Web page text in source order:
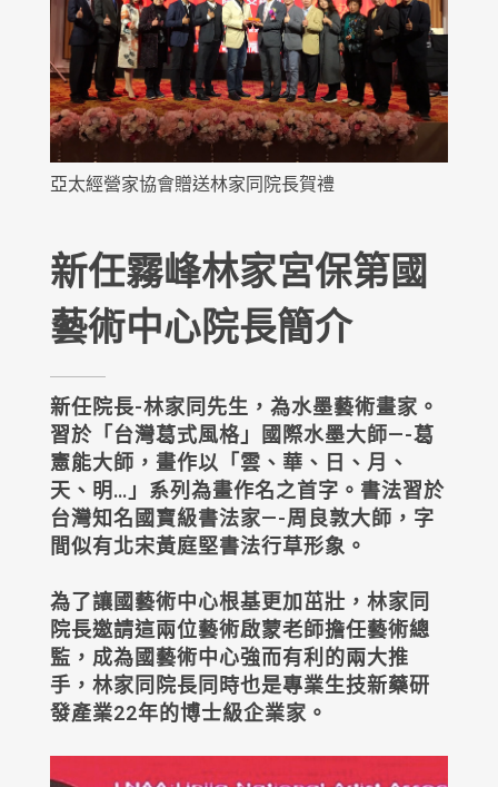
亞太經營家協會贈送林家同院長賀禮
新任霧峰林家宮保第國
藝術中心院長簡介
新任院長-林家同先生，為水墨藝術畫家。
習於「台灣葛式風格」國際水墨大師—-葛
憲能大師，畫作以「雲、華、日、月、
天、明…」系列為畫作名之首字。書法習於
台灣知名國寶級書法家—-周良敦大師，字
間似有北宋黃庭堅書法行草形象。
為了讓國藝術中心根基更加茁壯，林家同
院長邀請這兩位藝術啟蒙老師擔任藝術總
監，成為國藝術中心強而有利的兩大推
手，林家同院長同時也是專業生技新藥研
發產業22年的博士級企業家。